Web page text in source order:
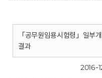
「공무원임용시험령」일부
결과
2016-